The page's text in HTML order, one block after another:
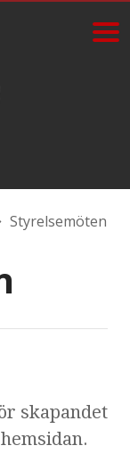
Styrelsemöten
skapandet